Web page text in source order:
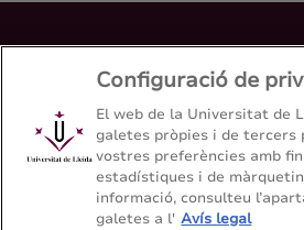
Doble titulació: Màster
Advocacia i Màster
Administrativa
(en extinció)
Facultat de Dret, Economia i
Configuració de
El web de la Universitat de
galetes pròpies i de tercers
vostres preferències amb
estadístiques i de
informació, consulteu
galetes a l' Avís legal